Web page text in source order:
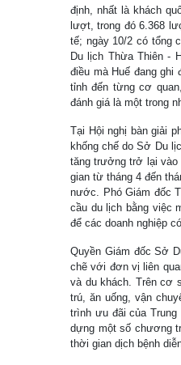
định, nhất là khách
lượt, trong đó 6.368
tế; ngày 10/2 có tổng
Du lịch Thừa Thiên -
điều mà Huế đang ghi
tỉnh đến từng cơ
đánh giá là một trong
Tại Hội nghị bàn giải
khống chế do Sở Du
tăng trưởng trở lại vào
gian từ tháng 4 đến
nước. Phó Giám đốc
cầu du lịch bằng việc
để các doanh nghiệp
Quyền Giám đốc Sở
chẽ với đơn vị liên
và du khách. Trên cơ
trú, ăn uống, vận
trình ưu đãi của
dựng một số chương
thời gian dịch bệnh